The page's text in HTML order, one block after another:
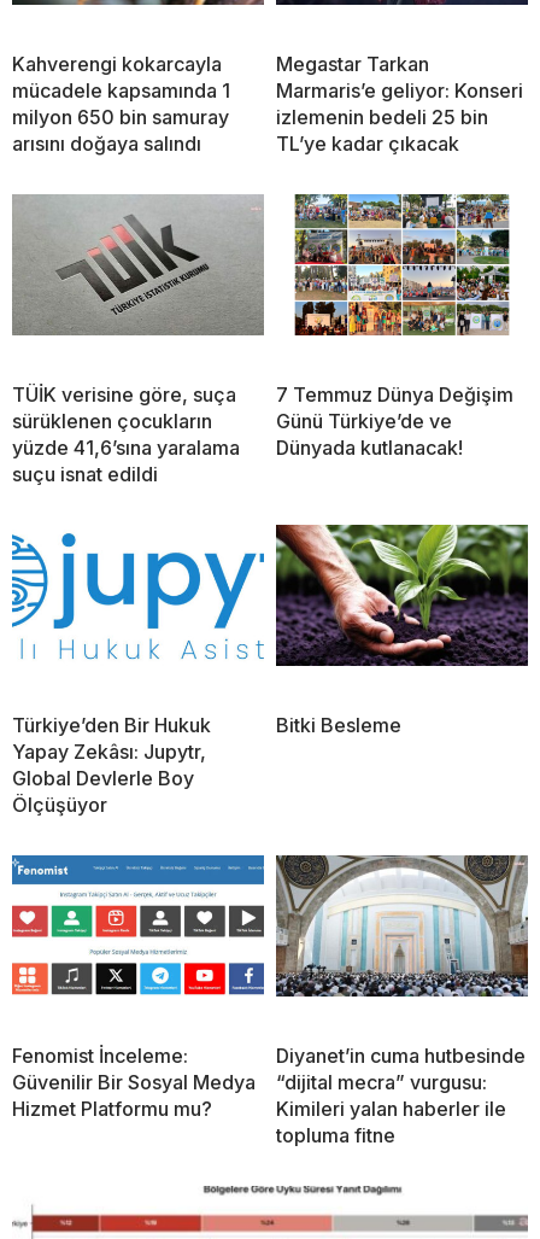
Kahverengi kokarcayla
mücadele kapsamında 1
milyon 650 bin samuray
arısını doğaya salındı
Megastar Tarkan
Marmaris’e geliyor: Konseri
izlemenin bedeli 25 bin
TL’ye kadar çıkacak
TÜİK verisine göre, suça
sürüklenen çocukların
yüzde 41,6’sına yaralama
suçu isnat edildi
7 Temmuz Dünya Değişim
Günü Türkiye’de ve
Dünyada kutlanacak!
Türkiye’den Bir Hukuk
Yapay Zekâsı: Jupytr,
Global Devlerle Boy
Ölçüşüyor
Bitki Besleme
Fenomist İnceleme:
Güvenilir Bir Sosyal Medya
Hizmet Platformu mu?
Diyanet’in cuma hutbesinde
“dijital mecra” vurgusu:
Kimileri yalan haberler ile
topluma fitne